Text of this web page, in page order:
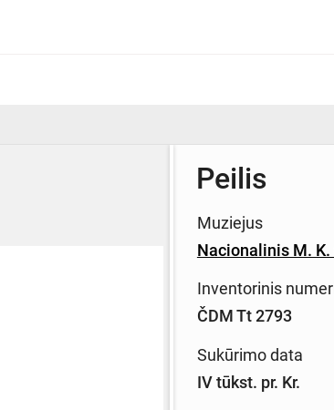
Peilis
Muziejus
Nacionalinis M.
Inventorinis
ČDM Tt 2793
Sukūrimo data
IV tūkst. pr. Kr.